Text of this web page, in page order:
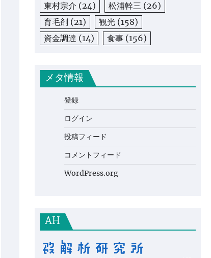
東村宗介 (24) 松浦幹三 (26)
育毛剤 (21) 観光 (158)
資金調達 (14) 食事 (156)
メタ情報
登録
ログイン
投稿フィード
コメントフィード
WordPress.org
AH